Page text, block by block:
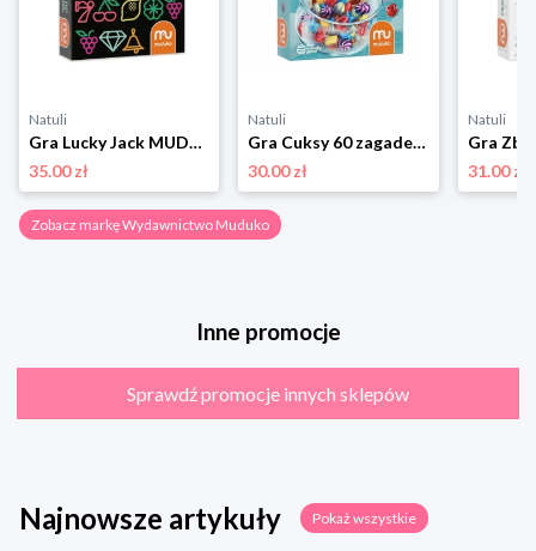
Natuli
Gra Lucky Jack MUDUKO Wydawnictwo muduko
35.00 zł
Natuli
Gra Cuksy 60 zagadek MUDUKO Wydawnictwo muduko
30.00 zł
Natuli
31.00 zł
Zobacz markę Wydawnictwo Muduko
Inne promocje
Sprawdź promocje innych sklepów
Najnowsze artykuły Pokaż wszystkie